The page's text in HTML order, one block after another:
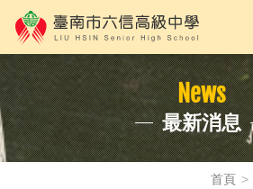
News
最新消息
首頁